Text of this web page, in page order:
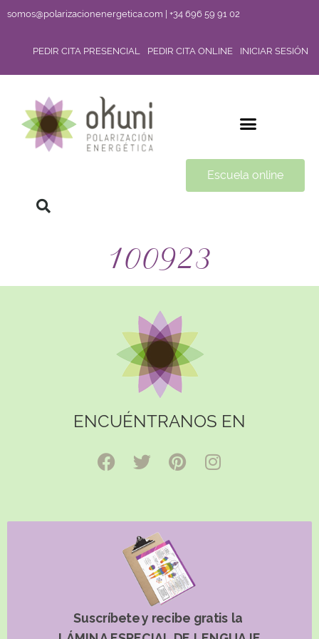
somos@polarizacionenergetica.com | +34 696 59 91 02
PEDIR CITA PRESENCIAL PEDIR CITA ONLINE INICIAR SESIÓN
Escuela online
100923
ENCUÉNTRANOS EN
Suscríbete y recibe gratis la